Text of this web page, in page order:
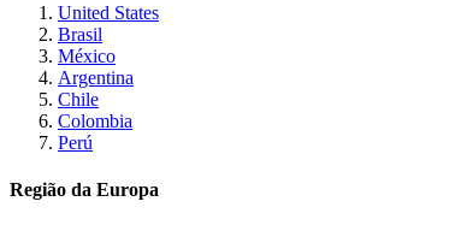
United States
Brasil
México
Argentina
Chile
Colombia
Perú
Região da Europa